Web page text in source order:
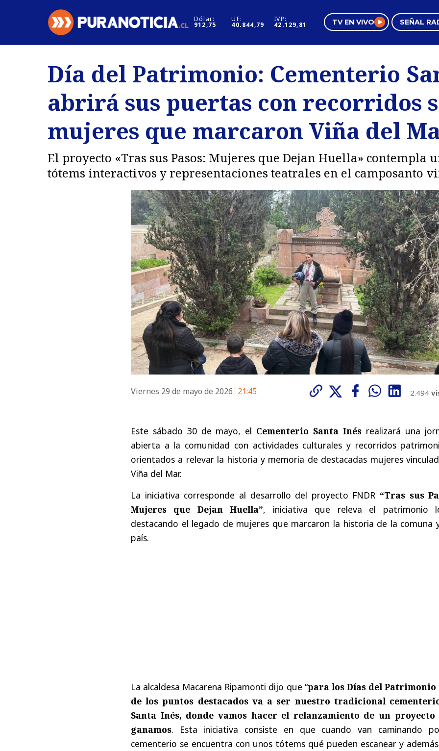
Dólar:
912,75
UF:
40.844,79
IVP:
42.129,81 TV EN VIVO SEÑAL
Regiones
Deportes
Internacional
Motores
Negocios
Pura Mujer
Día del Patrimonio: Cementerio
abrirá sus puertas con recorridos
mujeres que marcaron Viña del
El proyecto «Tras sus Pasos: Mujeres que Dejan Huella» contempla
tótems interactivos y representaciones teatrales en el camposanto
Viernes 29 de mayo de 2026 21:45 2.494
Este sábado 30 de mayo, el Cementerio Santa Inés realizará una
abierta a la comunidad con actividades culturales y recorridos
orientados a relevar la historia y memoria de destacadas mujeres
Viña del Mar.
La iniciativa corresponde al desarrollo del proyecto FNDR “Tras sus
Mujeres que Dejan Huella”, iniciativa que releva el patrimonio
destacando el legado de mujeres que marcaron la historia de la comuna
país.
La alcaldesa Macarena Ripamonti dijo que “para los Días del Patrimonio
de los puntos destacados va a ser nuestro tradicional
Santa Inés, donde vamos hacer el relanzamiento de un proyecto
ganamos. Esta iniciativa consiste en que cuando van caminando
cementerio se encuentra con unos tótems qué pueden escanear y